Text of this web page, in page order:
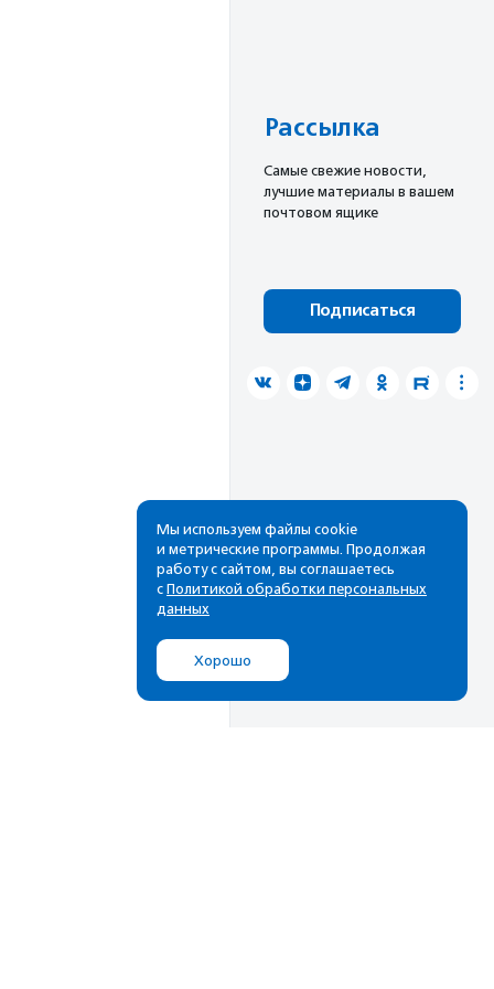
Рассылка
Cамые свежие новости,
лучшие материалы в вашем
почтовом ящике
Подписаться
Мы используем файлы cookie
и метрические программы. Продолжая
работу с сайтом, вы соглашаетесь
с Политикой обработки персональных
данных
Хорошо